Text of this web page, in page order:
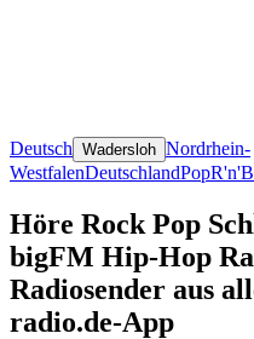
Deutsch Wadersloh Nordrhein-
WestfalenDeutschlandPopR'n'B
Höre Rock Pop
bigFM Hip-Hop
Radiosender aus
radio.de-App